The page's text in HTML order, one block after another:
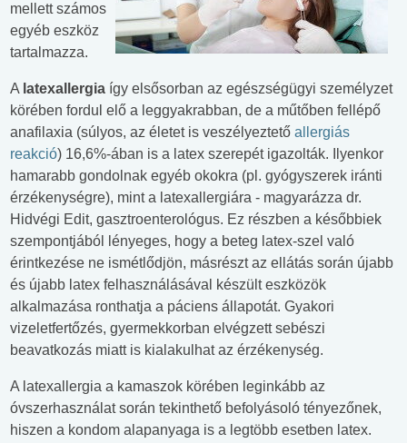
mellett számos
egyéb eszköz
tartalmazza.
A latexallergia így elsősorban az egészségügyi személyzet
körében fordul elő a leggyakrabban, de a műtőben fellépő
anafilaxia (súlyos, az életet is veszélyeztető allergiás
reakció) 16,6%-ában is a latex szerepét igazolták. Ilyenkor
hamarabb gondolnak egyéb okokra (pl. gyógyszerek iránti
érzékenységre), mint a latexallergiára - magyarázza dr.
Hidvégi Edit, gasztroenterológus. Ez részben a későbbiek
szempontjából lényeges, hogy a beteg latex-szel való
érintkezése ne ismétlődjön, másrészt az ellátás során újabb
és újabb latex felhasználásával készült eszközök
alkalmazása ronthatja a páciens állapotát. Gyakori
vizeletfertőzés, gyermekkorban elvégzett sebészi
beavatkozás miatt is kialakulhat az érzékenység.
A latexallergia a kamaszok körében leginkább az
óvszerhasználat során tekinthető befolyásoló tényezőnek,
hiszen a kondom alapanyaga is a legtöbb esetben latex.